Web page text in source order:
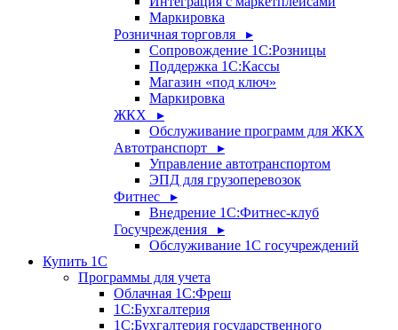
Маркировка
Розничная торговля ▸
Сопровождение 1С:Розницы
Поддержка 1С:Кассы
Магазин «под ключ»
Маркировка
ЖКХ ▸
Обслуживание программ для ЖКХ
Автотранспорт ▸
Управление автотранспортом
ЭПД для грузоперевозок
Фитнес ▸
Внедрение 1С:Фитнес-клуб
Госучреждения ▸
Обслуживание 1С госучреждений
Купить 1С
Программы для учета
Облачная 1С:Фреш
1С:Бухгалтерия
1С:Бухгалтерия государственного